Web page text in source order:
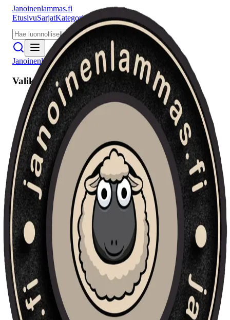
Janoinenlammas.fi
EtusivuSarjatKategoriat PuhujatMeistä
Janoinenlammas.fi
Valikko
Etusivu
Sarjat
Kategoriat
Puhujat
Haku
Tietosuojaseloste
Seuraa meitä
Facebook Instagram
YouTube
© 2026 Janoinenlammas.fi. Kaikki oikeudet pidätetään.